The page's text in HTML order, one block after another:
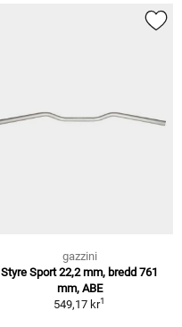
gazzini
Styre Sport 22,2 mm, bredd 761
mm, ABE
549,17 kr1